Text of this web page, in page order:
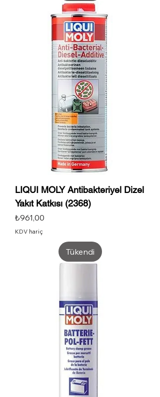
LIQUI MOLY Antibakteriyel Dizel
Yakıt Katkısı (2368)
Fiyat
₺961,00
KDV hariç
Tükendi